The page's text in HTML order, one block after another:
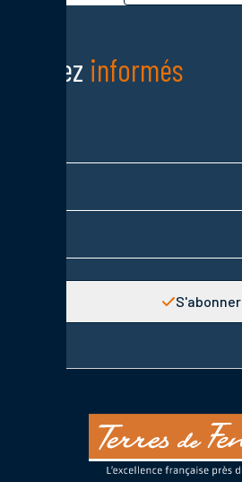
Restez informés
S'abonner